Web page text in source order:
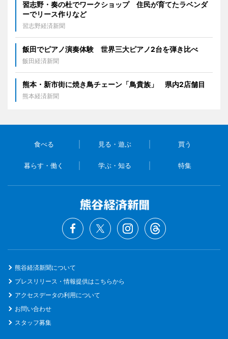
習志野・奏の杜でワークショップ 住民が育てたラベンダ
ーでリース作りなど
習志野経済新聞
飯田でピアノ演奏体験 世界三大ピアノ2台を弾き比べ
飯田経済新聞
熊本・新市街に焼き鳥チェーン「鳥貴族」 県内2店舗目
熊本経済新聞
食べる 見る・遊ぶ 買う
暮らす・働く 学ぶ・知る 特集
熊谷経済新聞について
プレスリリース・情報提供はこちらから
アクセスデータの利用について
お問い合わせ
スタッフ募集